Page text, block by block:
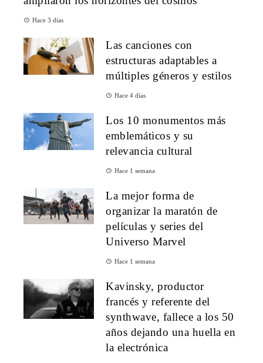
Hace 3 días
Las canciones con
estructuras adaptables a
múltiples géneros y estilos
Hace 4 días
Los 10 monumentos más
emblemáticos y su
relevancia cultural
Hace 1 semana
La mejor forma de
organizar la maratón de
películas y series del
Universo Marvel
Hace 1 semana
Kavinsky, productor
francés y referente del
synthwave, fallece a los 50
años dejando una huella en
la electrónica